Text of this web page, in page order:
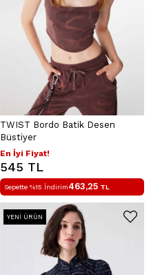
TWIST Bordo Batik Desen
Büstiyer
En İyi Fiyat!
545 TL
Sepette %15 İndirim463,25 TL
YENI ÜRÜN